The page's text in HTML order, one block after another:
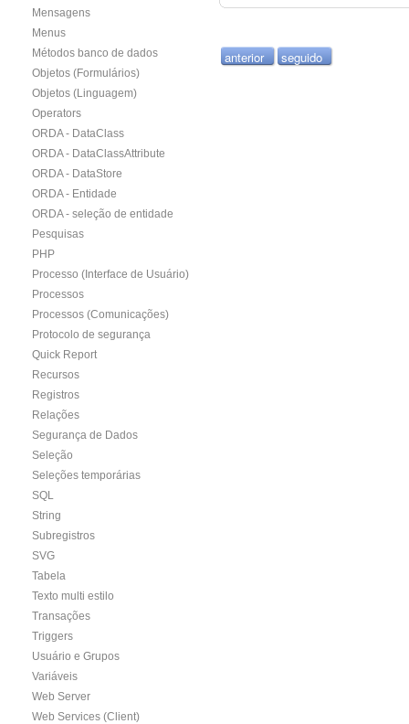
Mensagens
Menus
Métodos banco de dados
Objetos (Formulários)
Objetos (Linguagem)
Operators
ORDA - DataClass
ORDA - DataClassAttribute
ORDA - DataStore
ORDA - Entidade
ORDA - seleção de entidade
Pesquisas
PHP
Processo (Interface de Usuário)
Processos
Processos (Comunicações)
Protocolo de segurança
Quick Report
Recursos
Registros
Relações
Segurança de Dados
Seleção
Seleções temporárias
SQL
String
Subregistros
SVG
Tabela
Texto multi estilo
Transações
Triggers
Usuário e Grupos
Variáveis
Web Server
Web Services (Client)
anterior seguido